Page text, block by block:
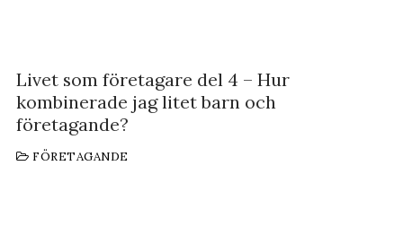
Livet som företagare del 4 – Hur
kombinerade jag litet barn och
företagande?
FÖRETAGANDE